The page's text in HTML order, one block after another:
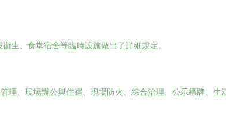
生、食堂宿舍等臨時設施做出了詳細規定。
、現場辦公與住宿、現場防火、綜合治理、公示標牌、生